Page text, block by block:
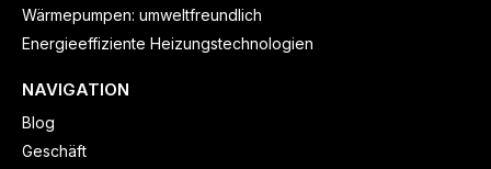
Wärmepumpen: umweltfreundlich
Energieeffiziente Heizungstechnologien
NAVIGATION
Blog
Geschäft